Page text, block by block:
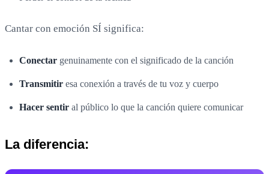
Cantar con emoción SÍ significa:
Conectar genuinamente con el significado de la canción
Transmitir esa conexión a través de tu voz y cuerpo
Hacer sentir al público lo que la canción quiere comunicar
La diferencia: